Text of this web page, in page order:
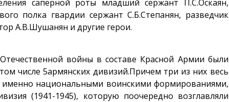
саперной роты младший сержант П.С.Оскаян,
полка гвардии сержант С.Б.Степанян, разведчик
А.В.Шушанян и другие герои.
войны в составе Красной Армии были
числе 5армянских дивизий.Причем три из них весь
именно национальными воинскими формированиями,
(1941-1945), которую поочередно возглавляли